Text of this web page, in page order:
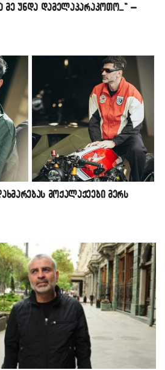
მე უნდა დამელაპარაკოთო…“ –
მოქალაქეები მერს